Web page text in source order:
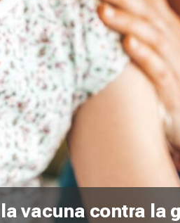
vacuna contra la